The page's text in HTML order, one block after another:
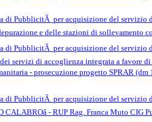
di PubblicitÃ per acquisizione del servizio
e delle stazioni di sollevamento
di PubblicitÃ per acquisizione del servizio
servizi di accoglienza integrata a
- prosecuzione progetto SPRAR (dm
di PubblicitÃ per acquisizione del servizio
- RUP Rag. Franca Muto CIG